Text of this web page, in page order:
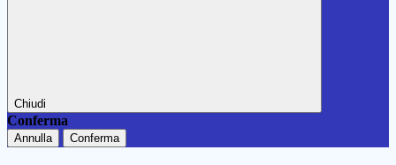
Chiudi
Conferma
Annulla Conferma